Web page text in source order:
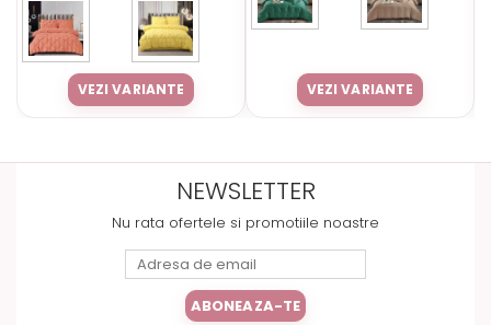
VEZI VARIANTE VEZI VARIANTE
NEWSLETTER
Nu rata ofertele si promotiile noastre